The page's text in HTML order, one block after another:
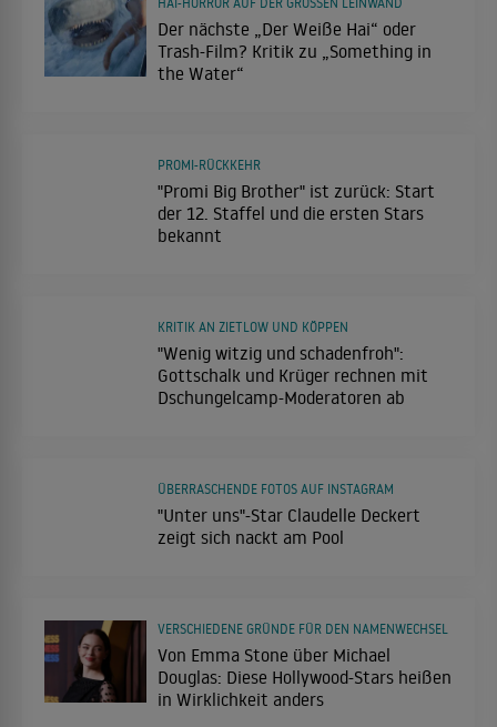
Der nächste „Der Weiße Hai“ oder
Trash-Film? Kritik zu „Something in
the Water“
"Promi Big Brother" ist zurück: Start
der 12. Staffel und die ersten Stars
bekannt
PROMI-RÜCKKEHR
"Wenig witzig und schadenfroh":
Gottschalk und Krüger rechnen mit
Dschungelcamp-Moderatoren ab
KRITIK AN ZIETLOW UND KÖPPEN
"Unter uns"-Star Claudelle Deckert
zeigt sich nackt am Pool
ÜBERRASCHENDE FOTOS AUF INSTAGRAM
Von Emma Stone über Michael
Douglas: Diese Hollywood-Stars heißen
in Wirklichkeit anders
VERSCHIEDENE GRÜNDE FÜR DEN NAMENWECHSEL